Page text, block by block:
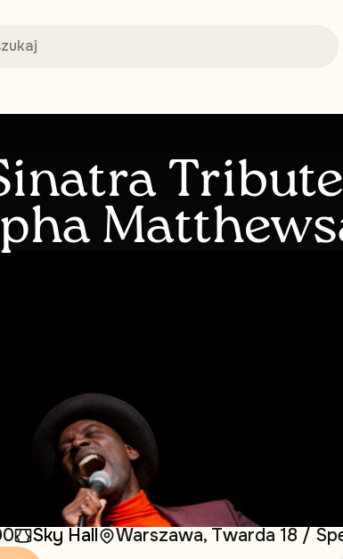
Sky Hall Warszawa, Twarda 18 /